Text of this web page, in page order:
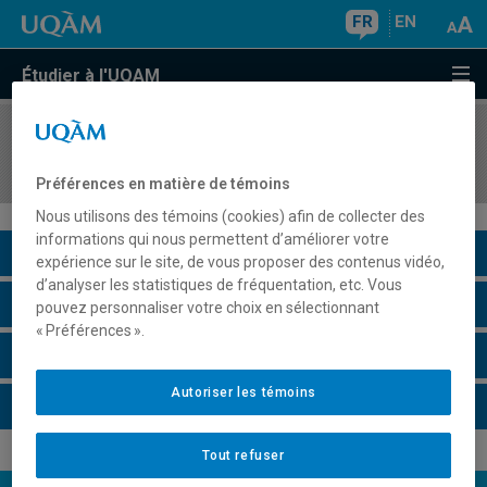
FR EN
Étudier à l'UQAM
COURS//
Description du cours
Horaire - Été 2026
Préférences en matière de témoins
Nous utilisons des témoins (cookies) afin de collecter des
informations qui nous permettent d’améliorer votre
expérience sur le site, de vous proposer des contenus vidéo,
d’analyser les statistiques de fréquentation, etc. Vous
pouvez personnaliser votre choix en sélectionnant
« Préférences ».
Tout refuser
Autoriser les témoins